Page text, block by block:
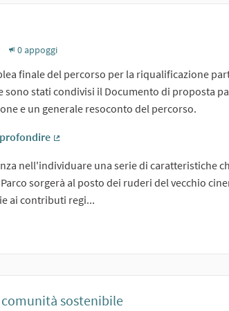
0 appoggi
finale del percorso per la riqualificazione
sono stati condivisi il Documento di proposta
e un generale resoconto del percorso.
nell'individuare una serie di caratteristiche
sorgerà al posto dei ruderi del vecchio
ai contributi regi...
sostenibile